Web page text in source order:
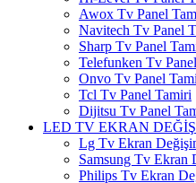
Awox Tv Panel
Navitech Tv Panel
Sharp Tv Panel
Telefunken Tv
Onvo Tv Panel
Tcl Tv Panel Tamiri
Dijitsu Tv Panel
LED TV EKRAN
Lg Tv Ekran
Samsung Tv Ekran
Philips Tv Ekran